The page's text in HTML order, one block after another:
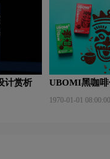
计赏析 UBOMI黑咖
1970-01-01 08:00:00